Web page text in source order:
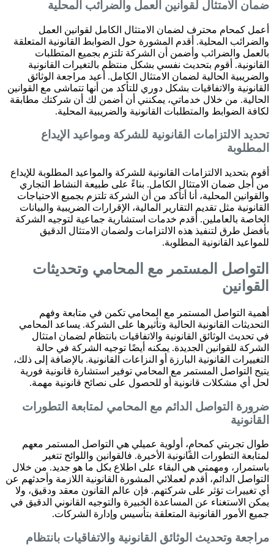
ضمان الامتثال لقوانين العمل والضرائب المحلية
أعمل كمحام محترف لضمان الامتثال الكامل لقوانين العمل
والضرائب المحلية. أقدم المشورة حول الضوابط القانونية المتعلقة
بالعمل والضرائب وأضمن أن الشركة تلتزم بجميع المتطلبات
القانونية. أقوم بتحديث نفسي بشكل منتظم بالتغيرات القانونية
والضريبية الحالية لضمان الامتثال الكامل. أعيد مراجعة الوثائق
القانونية والاتفاقيات بشكل دوري للتأكد من أنها تتماشى مع القوانين
الحالية. من خلال خدماتي، يمكنني أن أضمن لك أن شركتك مطابقة
لكافة الضوابط والمتطلبات القانونية والضريبية المحلية.
تحديد الالتزامات القانونية للشركة ومواعيد الإيداع
المطلوبة
أقوم بتحديد الالتزامات القانونية للشركة والمواعيد المطلوبة للإيداع
من أجل ضمان الامتثال الكامل. بناءً على طبيعة النشاط التجاري
والقوانين المحلية، أنا أتأكد من أن الشركة تلتزم بجميع الاحتياجات
القانونية مثل تقديم التقارير المالية، الإقرارات الضريبية والبيانات
الخاصة بالعاملين. أقدم خدمات استشارية جماعية لتوجيه الشركة
بأفضل طرق لتنفيذ هذه الالتزامات ولضمان الامتثال الدقيق
للمواعيد القانونية المطلوبة.
التواصل المستمر مع المحامي وتحديثات
القوانين
أهمية التواصل المستمر مع المحامي تكمن في متابعة وفهم
التحديثات القانونية الحالية وتأثيرها على الشركة. يساعد المحامي
في تحديث الوثائق القانونية والاتفاقيات بانتظام لضمان امتثال
الشركة للقوانين الجديدة. يمكنه أيضًا توجيه الشركة في حالة
التغييرات القانونية البارزة أو النزاعات القانونية. بالإضافة إلى ذلك،
يتيح التواصل المستمر مع المحامي توفير استشارة قانونية فورية
لحل أي مشكلات قانونية أو للحصول على نصائح قانونية مهمة.
ضرورة التواصل الدائم مع المحامي لمتابعة التطورات
القانونية
طوال تجربتي كمحامٍ، أولوية عميلي هي التواصل المستمر معهم
لمتابعة التطورات القانونية الأخيرة. فالقوانين واللوائح تتغير
باستمرار، ومهمتي هي البقاء على اطلاع بكل ما هو جديد. من خلال
التواصل الدائم، أقدم لعملائي المشورة القانونية اللازمة وأحدثهم عن
أي تغييرات تؤثر على شركتهم. فإن عالم القانون معقد ودقيق، ولا
يمكن الاستغناء عن المساعدة الخبيرة والتوجيه القانوني الدقيق في
جميع الأمور القانونية المتعلقة بتأسيس وإدارة الشركات.
مراجعة وتحديث الوثائق القانونية والاتفاقيات بانتظام